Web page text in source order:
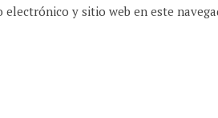
electrónico y sitio web en este